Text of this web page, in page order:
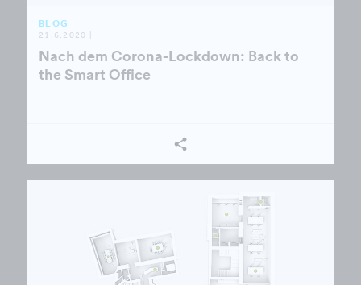
BLOG
21.6.2020 |
Nach dem Corona-Lockdown: Back to
the Smart Office